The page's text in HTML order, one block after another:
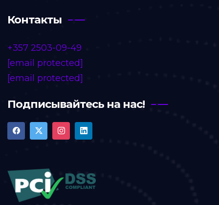
Контакты
+357 2503-09-49
[email protected]
[email protected]
Подписывайтесь на нас!